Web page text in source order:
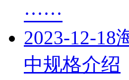
······
2023-12-18
中规格介绍